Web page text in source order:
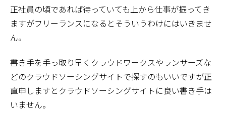
正社員の頃であれば待っていても上から仕事が振ってき
ますがフリーランスになるとそういうわけにはいきませ
ん。
書き手を手っ取り早くクラウドワークスやランサーズな
どのクラウドソーシングサイトで探すのもいいですが正
直申しますとクラウドソーシングサイトに良い書き手は
いません。